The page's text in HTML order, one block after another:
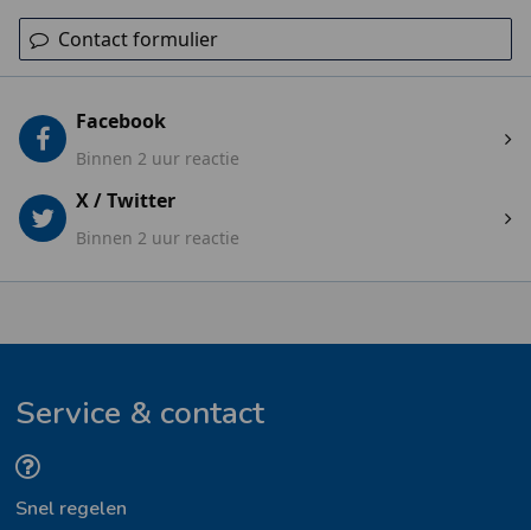
Contact formulier
Facebook
Binnen 2 uur reactie
X / Twitter
Binnen 2 uur reactie
Service & contact
Snel regelen